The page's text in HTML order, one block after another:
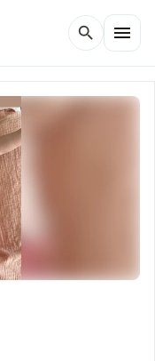
search menu